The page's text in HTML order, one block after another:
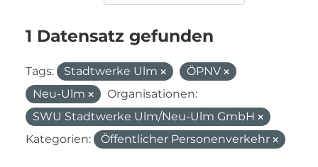
1 Datensatz gefunden
Tags: Stadtwerke Ulm
ÖPNV
Neu-Ulm
Organisationen:
SWU Stadtwerke Ulm/Neu-Ulm GmbH
Kategorien:
Öffentlicher Personenverkehr